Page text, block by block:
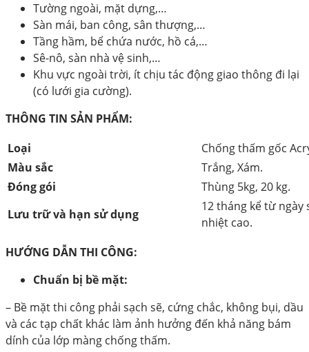
Tường ngoài, mặt dựng,…
Sàn mái, ban công, sân thượng,…
Tầng hầm, bể chứa nước, hồ cá,…
Sê-nô, sàn nhà vệ sinh,…
Khu vực ngoài trời, ít chịu tác động giao thông đi lại
(có lưới gia cường).
THÔNG TIN SẢN PHẨM:
Loại
Chống thấm gốc
Màu sắc
Trắng, Xám.
Đóng gói
Thùng 5kg, 20 kg.
Lưu trữ và hạn sử dụng
12 tháng kể từ
nhiệt cao.
HƯỚNG DẪN THI CÔNG:
Chuẩn bị bề mặt:
– Bề mặt thi công phải sạch sẽ, cứng chắc, không bụi, dầu
và các tạp chất khác làm ảnh hưởng đến khả năng bám
dính của lớp màng chống thấm.